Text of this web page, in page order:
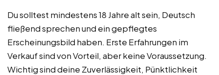
Du solltest mindestens 18 Jahre alt sein, Deutsch
fließend sprechen und ein gepflegtes
Erscheinungsbild haben. Erste Erfahrungen im
Verkauf sind von Vorteil, aber keine Voraussetzung.
Wichtig sind deine Zuverlässigkeit, Pünktlichkeit